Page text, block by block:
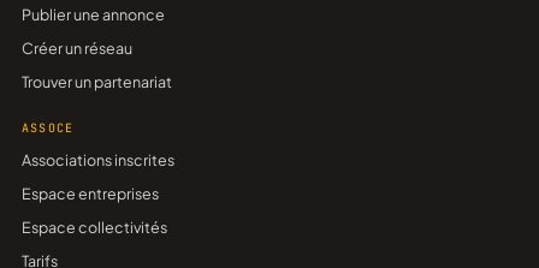
Publier une annonce
Créer un réseau
Trouver un partenariat
ASSOCE
Associations inscrites
Espace entreprises
Espace collectivités
Tarifs